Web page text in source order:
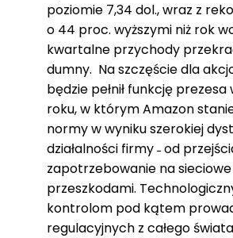
poziomie 7,34 dol., wraz z
o 44 proc. wyższymi niż rok
kwartalne przychody
dumny. Na szczęście dla
będzie pełnił funkcję
roku, w którym Amazon
normy w wyniku szerokiej
działalności firmy ˗ od
zapotrzebowanie na sieciowe
przeszkodami.
kontrolom pod kątem
regulacyjnych z całego